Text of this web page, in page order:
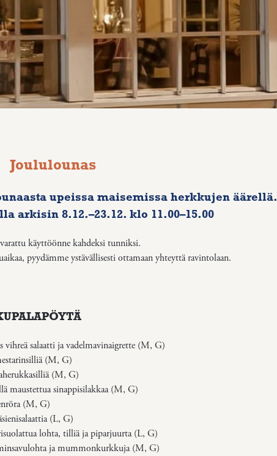
Joululounas
upeissa maisemissa herkkujen äärellä.
arkisin 8.12.–23.12. klo 11.00–15.00
käyttöönne kahdeksi tunniksi.
pyydämme ystävällisesti ottamaan yhteyttä ravintolaan.
vihreä salaatti ja vadelmavinaigrette (M, G)
(M, G)
(M, G)
maustettua sinappisilakkaa (M, G)
(M, G)
(L, G)
lohta, tilliä ja piparjuurta (L, G)
ja mummonkurkkuja (M, G)